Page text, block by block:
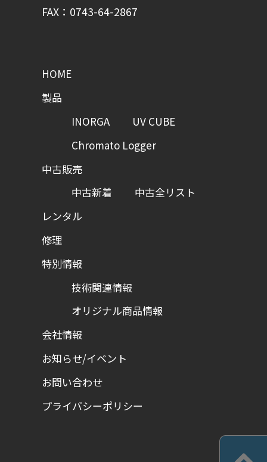
FAX：0743-64-2867
HOME
製品
INORGA
UV CUBE
Chromato Logger
中古販売
中古新着
中古全リスト
レンタル
修理
特別情報
技術関連情報
オリジナル商品情報
会社情報
お知らせ/イベント
お問い合わせ
プライバシーポリシー